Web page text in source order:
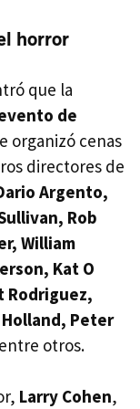
horror
que la
de
organizó cenas
directores de
Argento,
Rob
William
Kat O
Rodriguez,
Peter
otros.
Larry Cohen,